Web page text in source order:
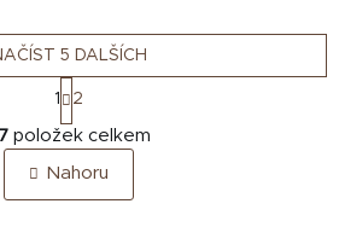
O
v
l
á
5 DALŠÍCH
S
t
r
á
n
k
1 2
položek celkem
Nahoru